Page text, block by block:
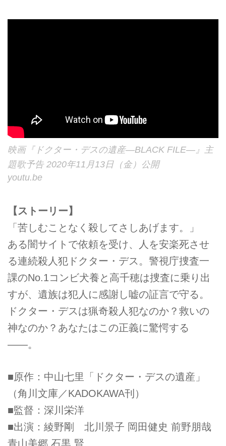
映画『ドクター・デスの遺産―BLACK FILE―』主
題歌予告 2020年11月13日（金）公開
youtu.be
【ストーリー】
「苦しむことなく殺してさしあげます。」
ある闇サイトで依頼を受け、人を安楽死させ
る連続殺人犯ドクター・デス。警視庁捜査一
課のNo.1コンビ犬養と高千穂は捜査に乗り出
すが、遺族は犯人に感謝し嘘の証言で守る。
ドクター・デスは猟奇殺人犯なのか？救いの
神なのか？あなたはこの正義に驚愕する
――。
■原作：中山七里「ドクター・デスの遺産」
（角川文庫／KADOKAWA刊）
■監督：深川栄洋
■出演：綾野剛 北川景子 岡田健史 前野朋哉
青山美郷 石黒 賢